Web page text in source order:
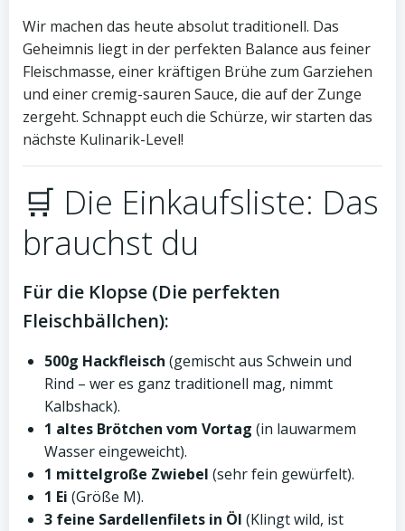
Wir machen das heute absolut traditionell. Das
Geheimnis liegt in der perfekten Balance aus feiner
Fleischmasse, einer kräftigen Brühe zum Garziehen
und einer cremig-sauren Sauce, die auf der Zunge
zergeht. Schnappt euch die Schürze, wir starten das
nächste Kulinarik-Level!
🛒 Die Einkaufsliste: Das
brauchst du
Für die Klopse (Die perfekten
Fleischbällchen):
500g Hackfleisch (gemischt aus Schwein und
Rind – wer es ganz traditionell mag, nimmt
Kalbshack).
1 altes Brötchen vom Vortag (in lauwarmem
Wasser eingeweicht).
1 mittelgroße Zwiebel (sehr fein gewürfelt).
1 Ei (Größe M).
3 feine Sardellenfilets in Öl (Klingt wild, ist